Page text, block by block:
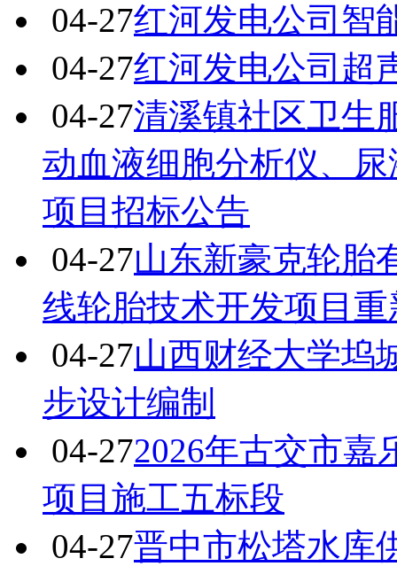
04-27红河发电公司智
04-27红河发电公司超
04-27清溪镇社区卫生
动血液细胞分析仪、
项目招标公告
04-27山东新豪克轮胎
线轮胎技术开发项目
04-27山西财经大学坞
步设计编制
04-272026年古交市嘉
项目施工五标段
04-27晋中市松塔水库